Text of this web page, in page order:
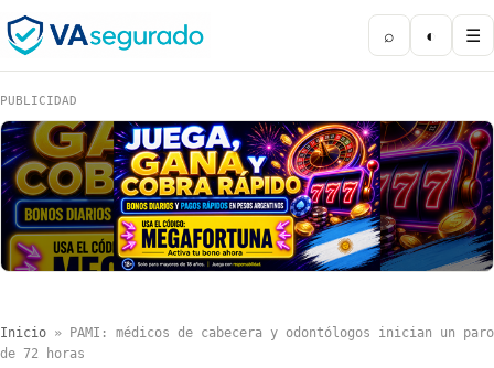
⌕ ◐ ☰
PUBLICIDAD
Inicio »
PAMI: médicos de cabecera y odontólogos inician un paro
de 72 horas